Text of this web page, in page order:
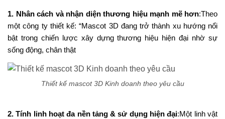
1. Nhân cách và nhận diện thương hiệu mạnh mẽ hơn:Theo
một công ty thiết kế: “Mascot 3D đang trở thành xu hướng nổi
bật trong chiến lược xây dựng thương hiệu hiện đại nhờ sự
sống động, chân thật
Thiết kế mascot 3D Kinh doanh theo yêu cầu
2. Tính linh hoạt đa nền tảng & sử dụng hiện đại:Một linh vật